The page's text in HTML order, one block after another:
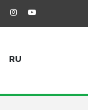
“Я
RU